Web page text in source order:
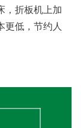
，折板机上加
更低，节约人